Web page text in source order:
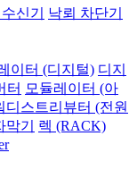
신기
낙뢰 차단기
이터 (디지털) 디지
터 모듈레이터 (아
디스트리뷰터 (전원
막기
렉 (RACK)